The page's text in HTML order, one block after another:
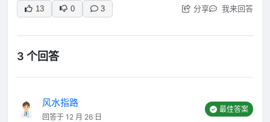
13 0 3 分享 我来回答
3 个回答
风水指路
回答于 12 月 26 日
最佳答案